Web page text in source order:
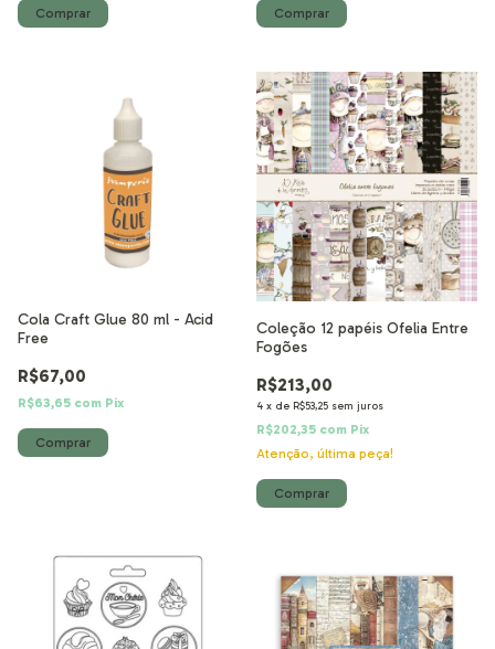
Cola Craft Glue 80 ml - Acid
Free
R$67,00
R$63,65 com Pix
Coleção 12 papéis Ofelia Entre
Fogões
R$213,00
4 x de R$53,25 sem juros
R$202,35 com Pix
Atenção, última peça!